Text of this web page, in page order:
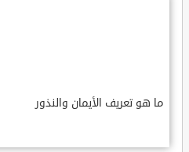
ما هو تعريف الأيمان والنذور